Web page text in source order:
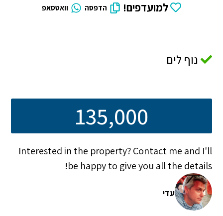
למועדפים! הדפסה וואטסאפ
נוף לים
135,000
Interested in the property? Contact me and I'll
be happy to give you all the details!
עדי